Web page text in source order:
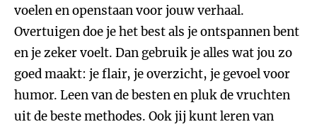
voelen en openstaan voor jouw verhaal.
Overtuigen doe je het best als je ontspannen bent
en je zeker voelt. Dan gebruik je alles wat jou zo
goed maakt: je flair, je overzicht, je gevoel voor
humor. Leen van de besten en pluk de vruchten
uit de beste methodes. Ook jij kunt leren van